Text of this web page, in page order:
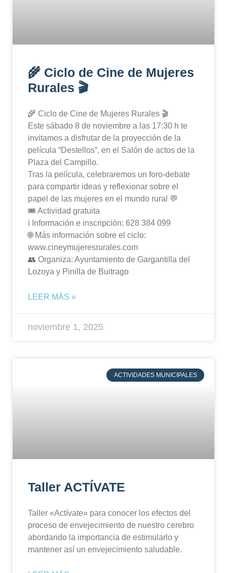
🌾 Ciclo de Cine de Mujeres
Rurales 🎬
🌾 Ciclo de Cine de Mujeres Rurales 🎬
Este sábado 8 de noviembre a las 17:30 h te
invitamos a disfrutar de la proyección de la
película “Destellos”, en el Salón de actos de la
Plaza del Campillo.
Tras la película, celebraremos un foro-debate
para compartir ideas y reflexionar sobre el
papel de las mujeres en el mundo rural 💬
🎟️ Actividad gratuita
ℹ️ Información e inscripción: 628 384 099
🌐 Más información sobre el ciclo:
www.cineymujeresrurales.com
👥 Organiza: Ayuntamiento de Gargantilla del
Lozoya y Pinilla de Buitrago
LEER MÁS »
noviembre 1, 2025
ACTIVIDADES MUNICIPALES
Taller ACTÍVATE
Taller «Actívate» para conocer los efectos del
proceso de envejecimiento de nuestro cerebro
abordando la importancia de estimularlo y
mantener así un envejecimiento saludable.